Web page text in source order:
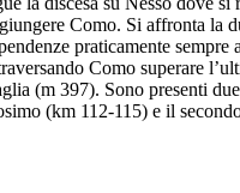
Como. Si affronta la
praticamente sempre
Como superare
(m 397). Sono presenti
(km 112-115) e il